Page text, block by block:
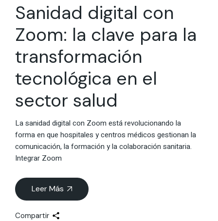
Sanidad digital con
Zoom: la clave para la
transformación
tecnológica en el
sector salud
La sanidad digital con Zoom está revolucionando la
forma en que hospitales y centros médicos gestionan la
comunicación, la formación y la colaboración sanitaria.
Integrar Zoom
Leer Más
Compartir